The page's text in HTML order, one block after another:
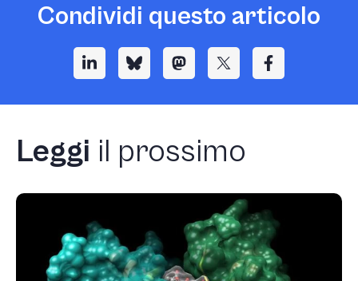
Condividi questo articolo
Leggi il prossimo